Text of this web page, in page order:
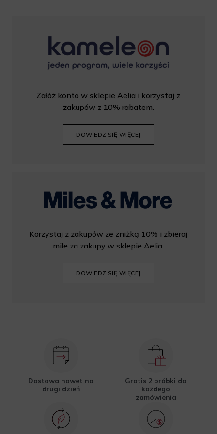
Załóż konto w sklepie Aelia i korzystaj z
zakupów z 10% rabatem.
DOWIEDZ SIĘ WIĘCEJ
Korzystaj z zakupów ze zniżką 10% i zbieraj
mile za zakupy w sklepie Aelia.
DOWIEDZ SIĘ WIĘCEJ
Dostawa nawet na
drugi dzień
Gratis 2 próbki do
każdego
zamówienia